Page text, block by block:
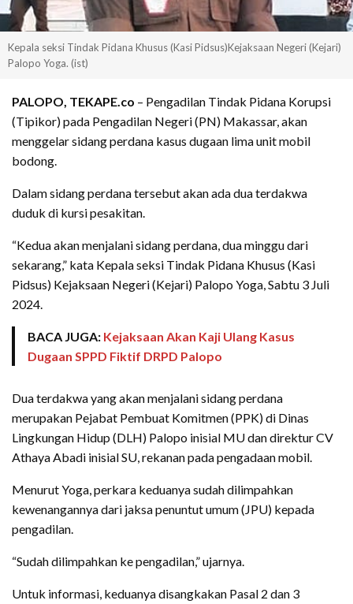
Kepala seksi Tindak Pidana Khusus (Kasi Pidsus)Kejaksaan Negeri (Kejari)
Palopo Yoga. (ist)
PALOPO, TEKAPE.co – Pengadilan Tindak Pidana Korupsi
(Tipikor) pada Pengadilan Negeri (PN) Makassar, akan
menggelar sidang perdana kasus dugaan lima unit mobil
bodong.
Dalam sidang perdana tersebut akan ada dua terdakwa
duduk di kursi pesakitan.
“Kedua akan menjalani sidang perdana, dua minggu dari
sekarang,” kata Kepala seksi Tindak Pidana Khusus (Kasi
Pidsus) Kejaksaan Negeri (Kejari) Palopo Yoga, Sabtu 3 Juli
2024.
BACA JUGA: Kejaksaan Akan Kaji Ulang Kasus
Dugaan SPPD Fiktif DRPD Palopo
Dua terdakwa yang akan menjalani sidang perdana
merupakan Pejabat Pembuat Komitmen (PPK) di Dinas
Lingkungan Hidup (DLH) Palopo inisial MU dan direktur CV
Athaya Abadi inisial SU, rekanan pada pengadaan mobil.
Menurut Yoga, perkara keduanya sudah dilimpahkan
kewenangannya dari jaksa penuntut umum (JPU) kepada
pengadilan.
“Sudah dilimpahkan ke pengadilan,” ujarnya.
Untuk informasi, keduanya disangkakan Pasal 2 dan 3